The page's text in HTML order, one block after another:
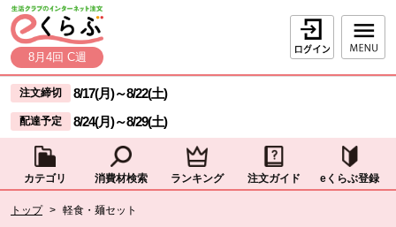
ページの先頭です。
本文へジャンプする。
8月4回 C週
ログイン
ここからサイト内共通メニューです。
サイト内共通メニューをスキップする
注文締切 8/17(月)～8/22(土)
配達予定 8/24(月)～8/29(土)
カテゴリ 消費材検索 ランキング 注文ガイド eくらぶ登録
トップ > 軽食・麺セット